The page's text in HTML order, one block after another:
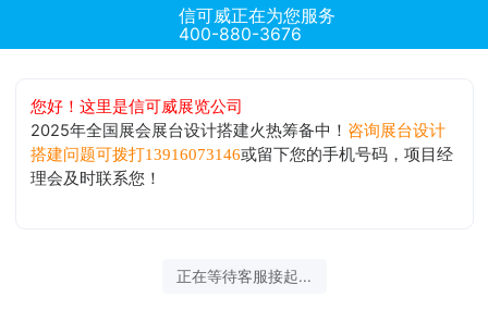
信可威正在为您服务
400-880-3676
您好！这里是信可威展览公司
2025年全国展会展台设计搭建火热筹备中！ 咨询展台设计
搭建问题可拨打13916073146或留下您的手机号码，项目经
理会及时联系您！
正在等待客服接起...